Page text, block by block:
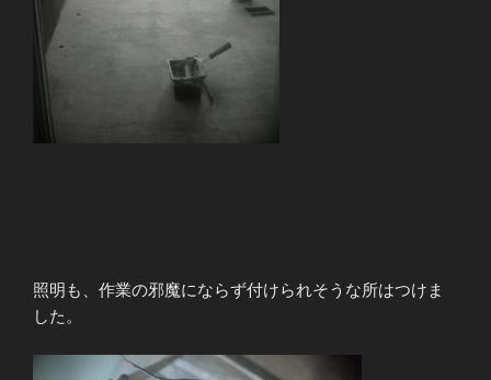
照明も、作業の邪魔にならず付けられそうな所はつけま
した。